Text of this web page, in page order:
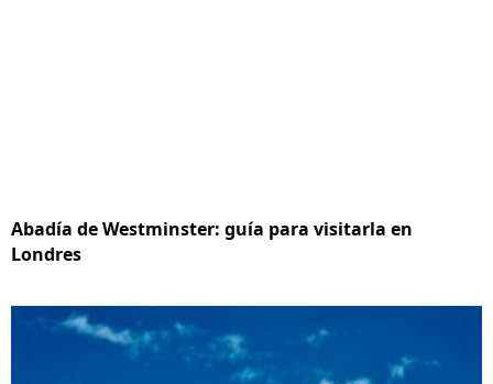
Abadía de Westminster: guía para visitarla en
Londres